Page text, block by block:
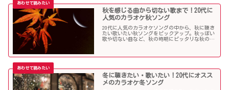
秋を感じる曲から切ない歌まで！20代に
人気のカラオケ秋ソング
20代に人気のカラオケソングの中から、秋に聴き
たい歌いたい秋ソングをピックアップ。秋っぽい
歌や切ない曲など、秋の時期にピッタリな秋の歌
冬に聴きたい・歌いたい！20代にオスス
メのカラオケ冬ソング